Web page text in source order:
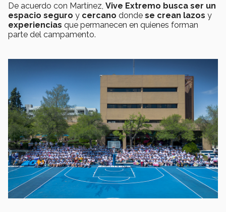
De acuerdo con Martínez, Vive Extremo busca ser un
espacio seguro y cercano donde se crean lazos y
experiencias que permanecen en quienes forman
parte del campamento.